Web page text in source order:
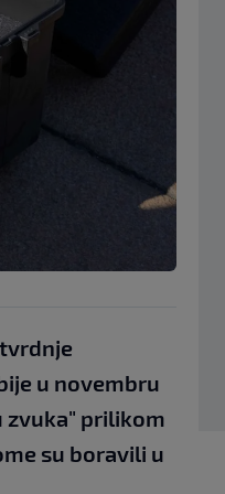
u novembru
zvuka" prilikom
su boravili u